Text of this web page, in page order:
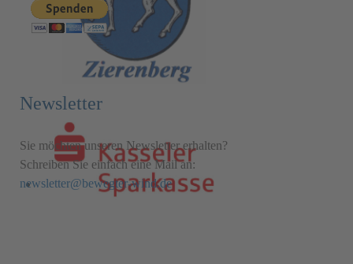
Newsletter
Sie möchten unseren Newsletter erhalten?
Schreiben Sie einfach eine Mail an:
newsletter@bewegter-wind.de